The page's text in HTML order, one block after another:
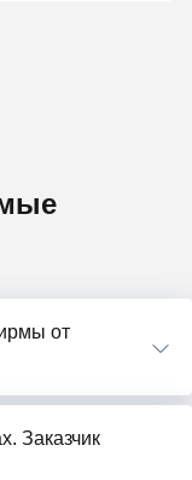
от
Заказчик